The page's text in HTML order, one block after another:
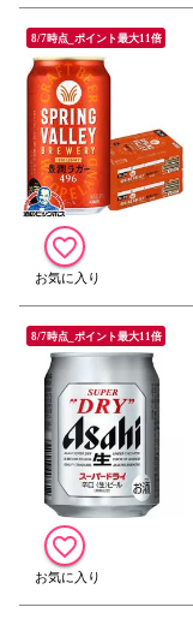
8/7時点_ポイント最大11倍
8/7時点_ポイント最大11倍